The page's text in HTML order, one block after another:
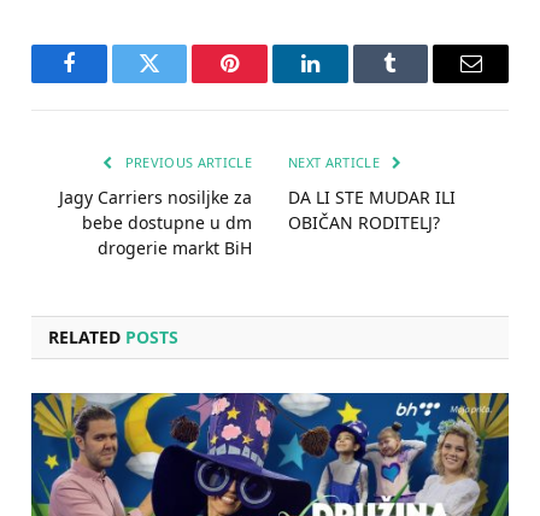
FacebookTwitter Pinterest LinkedInTumblr Email
PREVIOUS ARTICLE
Jagy Carriers nosiljke za
bebe dostupne u dm
drogerie markt BiH
NEXT ARTICLE
DA LI STE MUDAR ILI
OBIČAN RODITELJ?
RELATED POSTS